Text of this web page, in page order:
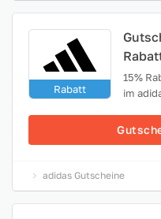
Rabatt
15%
im
adidas Gutscheine